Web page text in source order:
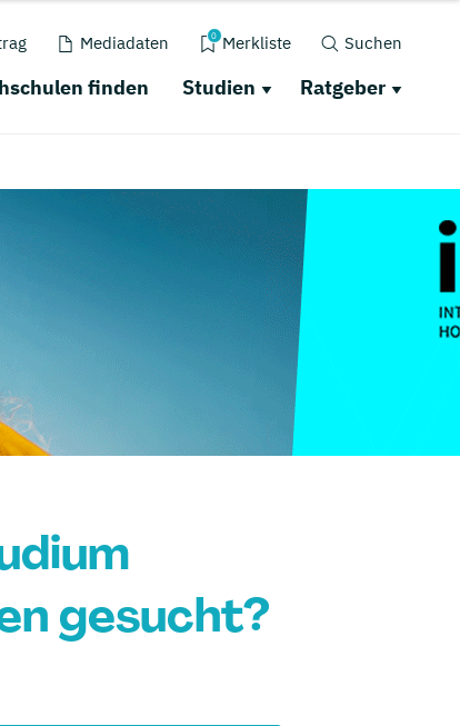
Mediadaten 0 Merkliste Suchen
finden Studien Ratgeber
gesucht?